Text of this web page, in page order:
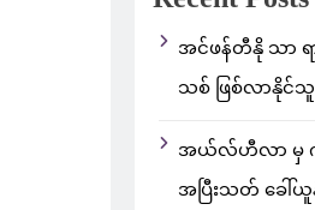
အင်ဖန်တီနို သာ ရ
သစ် ဖြစ်လာနိုင်သူ
အယ်လ်ဟီလာ မှ
အပြီးသတ် ခေါ်